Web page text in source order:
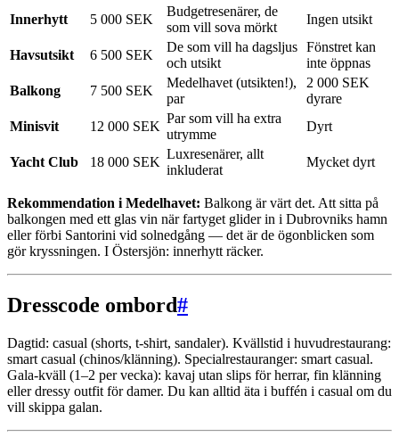
Innerhytt 5 000 SEK
Budgetresenärer, de
som vill sova mörkt
Ingen utsikt
Havsutsikt 6 500 SEK
De som vill ha dagsljus
och utsikt
Fönstret kan
inte öppnas
Balkong
7 500 SEK
Medelhavet (utsikten!),
par
2 000 SEK
dyrare
Minisvit
12 000 SEK
Par som vill ha extra
utrymme
Dyrt
Yacht Club 18 000 SEK
Luxresenärer, allt
inkluderat
Mycket dyrt
Rekommendation i Medelhavet: Balkong är värt det. Att sitta på
balkongen med ett glas vin när fartyget glider in i Dubrovniks hamn
eller förbi Santorini vid solnedgång — det är de ögonblicken som
gör kryssningen. I Östersjön: innerhytt räcker.
Dresscode ombord#
Dagtid: casual (shorts, t-shirt, sandaler). Kvällstid i huvudrestaurang:
smart casual (chinos/klänning). Specialrestauranger: smart casual.
Gala-kväll (1–2 per vecka): kavaj utan slips för herrar, fin klänning
eller dressy outfit för damer. Du kan alltid äta i buffén i casual om du
vill skippa galan.